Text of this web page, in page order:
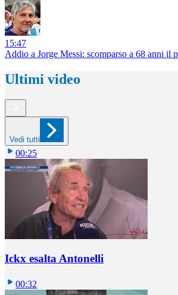
15:47
Addio a Jorge Messi: scomparso a 68 anni il
Ultimi video
Vedi tutti
00:25
Ickx esalta Antonelli
00:32